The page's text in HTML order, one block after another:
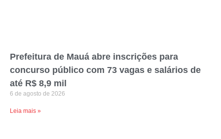
Prefeitura de Mauá abre inscrições para
concurso público com 73 vagas e salários de
até R$ 8,9 mil
6 de agosto de 2026
Leia mais »